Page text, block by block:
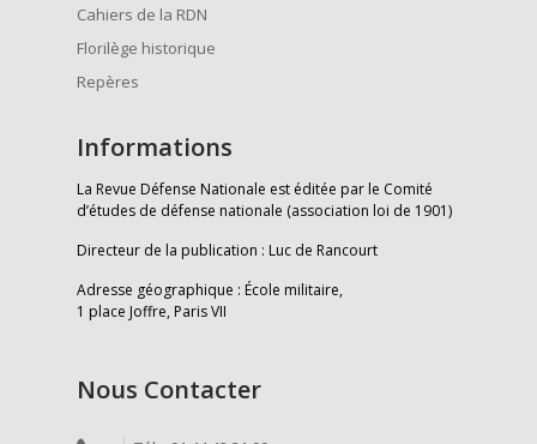
Cahiers de la RDN
Florilège historique
Repères
Informations
La Revue Défense Nationale est éditée par le Comité
d’études de défense nationale (association loi de 1901)
Directeur de la publication : Luc de Rancourt
Adresse géographique : École militaire,
1 place Joffre, Paris VII
Nous Contacter